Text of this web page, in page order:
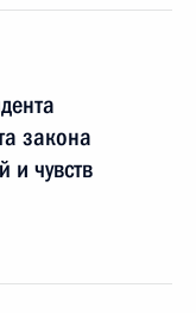
закона
и чувств